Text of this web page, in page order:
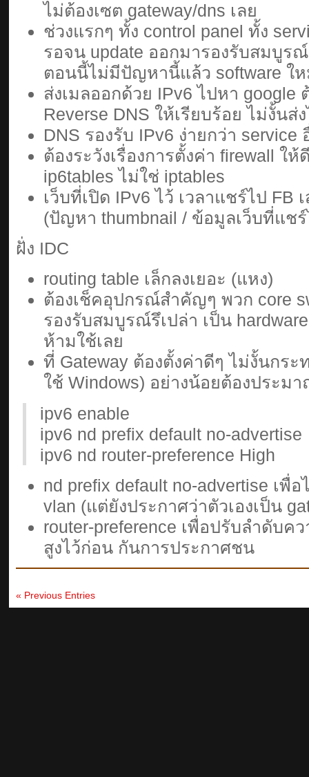
ไม่ต้องเซต gateway/dns เลย
ช่วงแรกๆ ทั้ง control panel ทั้ง
รอจน update ออกมารองรับสมบูร
ตอนนี้ไม่มีปัญหานี้แล้ว software ใ
ส่งเมลออกด้วย IPv6 ไปหา google
Reverse DNS ให้เรียบร้อย ไม่งั้นส่
DNS รองรับ IPv6 ง่ายกว่า service
ต้องระวังเรื่องการตั้งค่า firewall ใ
ip6tables ไม่ใช่ iptables
เว็บที่เปิด IPv6 ไว้ เวลาแชร์ไป FB
(ปัญหา thumbnail / ข้อมูลเว็บที่แช
ฝั่ง IDC
routing table เล็กลงเยอะ (แหง)
ต้องเช็คอุปกรณ์สำคัญๆ พวก core
รองรับสมบูรณ์รึเปล่า เป็น
ห้ามใช้เลย
ที่ Gateway ต้องตั้งค่าดีๆ ไม่งั้นกระ
ใช้ Windows) อย่างน้อยต้องประม
ipv6 enable
ipv6 nd prefix default no-advertise
ipv6 nd router-preference High
nd prefix default no-advertise เพื่
vlan (แต่ยังประกาศว่าตัวเองเป็น
router-preference เพื่อปรับลำดับค
สูงไว้ก่อน กันการประกาศชน
« Previous Entries